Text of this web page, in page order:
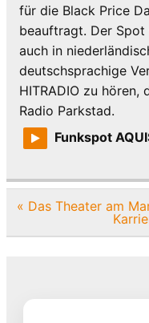
für die Black Price
beauftragt. Der
auch in
deutschsprachige
HITRADIO zu hören,
Radio Parkstad.
Funkspot
Beitragsnavigation
« Das Theater am